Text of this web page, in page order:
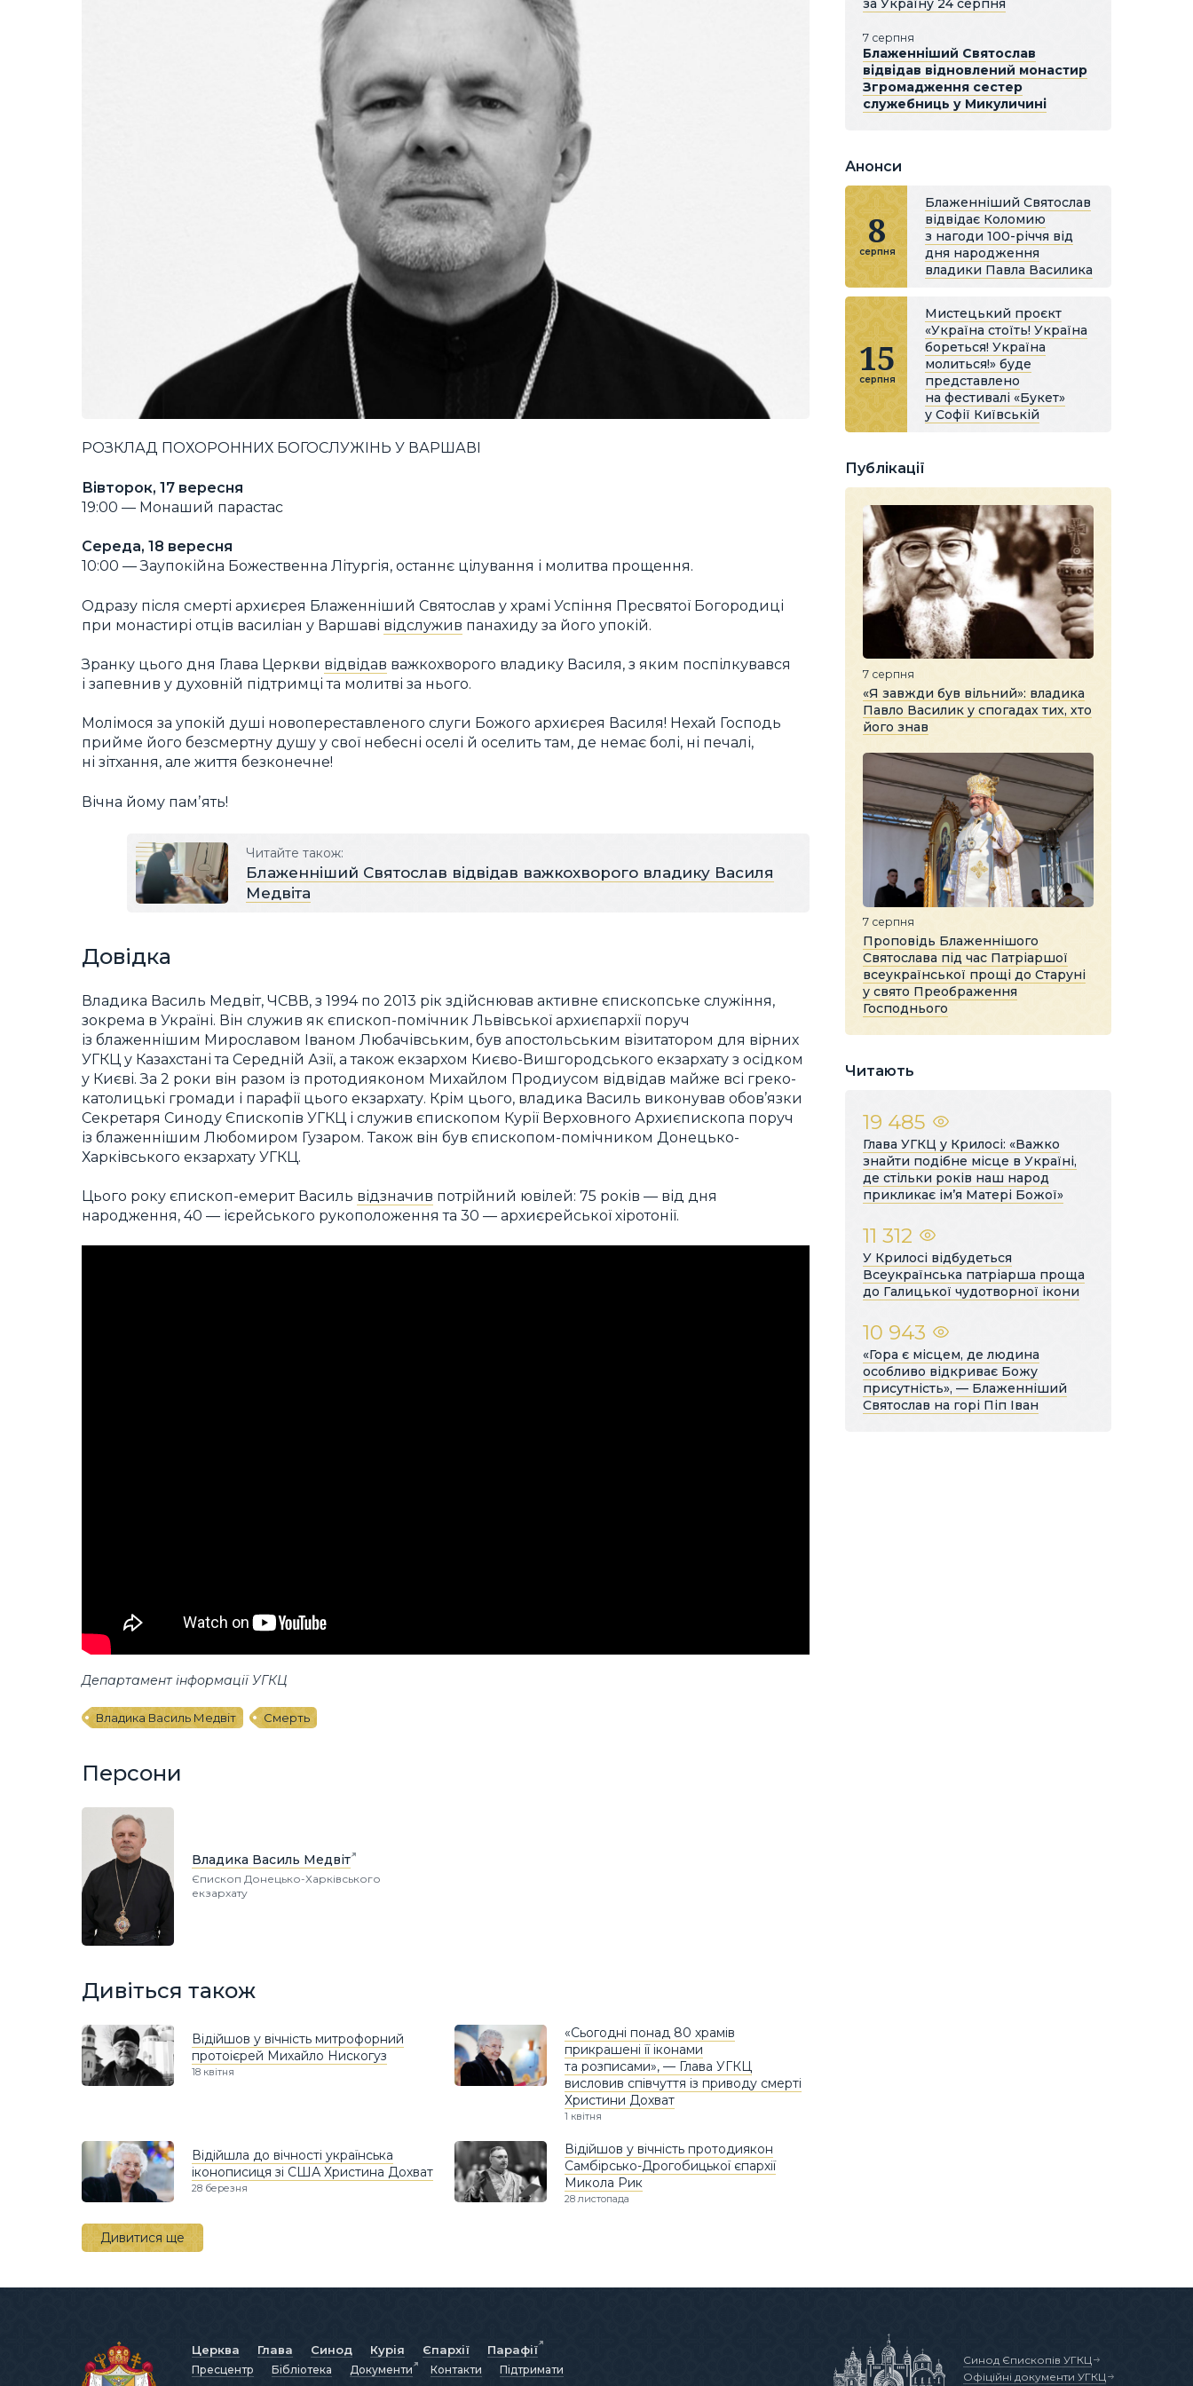
РОЗКЛАД ПОХОРОННИХ БОГОСЛУЖІНЬ У ВАРШАВІ
Вівторок, 17 вересня
19:00 — Монаший парастас
Середа, 18 вересня
10:00 — Заупокійна Божественна Літургія, останнє цілування і молитва прощення.
Одразу після смерті архиєрея Блаженніший Святослав у храмі Успіння Пресвятої Богородиці
при монастирі отців василіан у Варшаві відслужив панахиду за його упокій.
Зранку цього дня Глава Церкви відвідав важкохворого владику Василя, з яким поспілкувався
і запевнив у духовній підтримці та молитві за нього.
Молімося за упокій душі новопереставленого слуги Божого архиєрея Василя! Нехай Господь
прийме його безсмертну душу у свої небесні оселі й оселить там, де немає болі, ні печалі,
ні зітхання, але життя безконечне!
Вічна йому памʼять!
Читайте також:
Блаженніший Святослав відвідав важкохворого владику Василя
Медвіта
Довідка
Владика Василь Медвіт, ЧСВВ, з 1994 по 2013 рік здійснював активне єпископське служіння,
зокрема в Україні. Він служив як єпископ-помічник Львівської архиєпархії поруч
із блаженнішим Мирославом Іваном Любачівським, був апостольським візитатором для вірних
УГКЦ у Казахстані та Середній Азії, а також екзархом Києво-Вишгородського екзархату з осідком
у Києві. За 2 роки він разом із протодияконом Михайлом Продиусом відвідав майже всі греко-
католицькі громади і парафії цього екзархату. Крім цього, владика Василь виконував обов’язки
Секретаря Синоду Єпископів УГКЦ і служив єпископом Курії Верховного Архиєпископа поруч
із блаженнішим Любомиром Гузаром. Також він був єпископом-помічником Донецько-
Харківського екзархату УГКЦ.
Цього року єпископ-емерит Василь відзначив потрійний ювілей: 75 років — від дня
народження, 40 — ієрейського рукоположення та 30 — архиєрейської хіротонії.
Департамент інформації УГКЦ
Владика Василь Медвіт Смерть
Персони
Владика Василь Медвіт
Єпископ Донецько-Харківського
екзархату
Дивіться також
Відійшов у вічність митрофорний
протоієрей Михайло Нискогуз
18 квітня
«Сьогодні понад 80 храмів
прикрашені її іконами
та розписами», — Глава УГКЦ
висловив співчуття із приводу смерті
Христини Дохват
1 квітня
Відійшла до вічності українська
іконописиця зі США Христина Дохват
28 березня
Відійшов у вічність протодиякон
Самбірсько-Дрогобицької єпархії
Микола Рик
28 листопада
Дивитися ще
за Україну 24 серпня
7 серпня
Блаженніший Святослав
відвідав відновлений монастир
Згромадження сестер
служебниць у Микуличині
Анонси
8
серпня
Блаженніший Святослав
відвідає Коломию
з нагоди 100-річчя від
дня народження
владики Павла Василика
15
серпня
Мистецький проєкт
«Україна стоїть! Україна
бореться! Україна
молиться!» буде
представлено
на фестивалі «Букет»
у Софії Київській
Публікації
7 серпня
«Я завжди був вільний»: владика
Павло Василик у спогадах тих, хто
його знав
7 серпня
Проповідь Блаженнішого
Святослава під час Патріаршої
всеукраїнської прощі до Старуні
у свято Преображення
Господнього
Читають
19 485
Глава УГКЦ у Крилосі: «Важко
знайти подібне місце в Україні,
де стільки років наш народ
прикликає ім’я Матері Божої»
11 312
У Крилосі відбудеться
Всеукраїнська патріарша проща
до Галицької чудотворної ікони
10 943
«Гора є місцем, де людина
особливо відкриває Божу
присутність», — Блаженніший
Святослав на горі Піп Іван
Церква Глава Синод Курія Єпархії Парафії
Пресцентр Бібліотека Документи Контакти Підтримати
Синод Єпископів УГКЦ
Офіційні документи УГКЦ